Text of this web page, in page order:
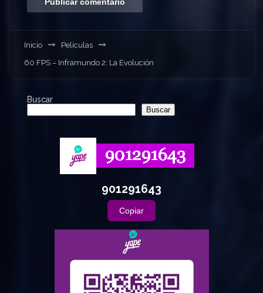
Inicio
Películas
60 FPS – Inframundo 2: La Evolución
Buscar
Buscar
901291643
Copiar